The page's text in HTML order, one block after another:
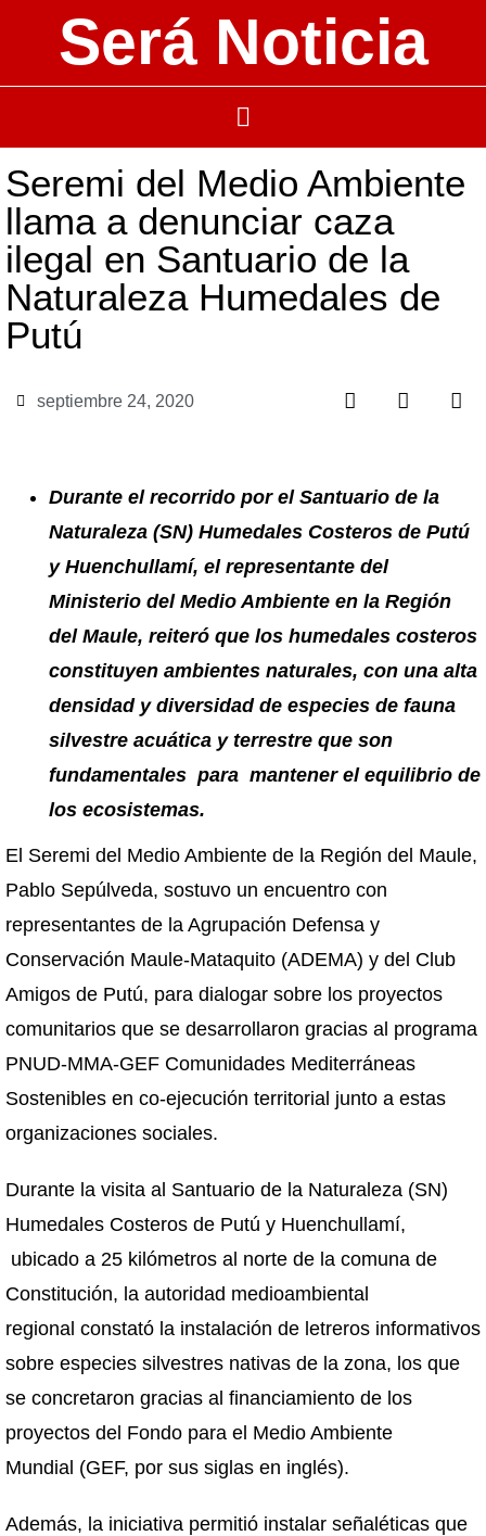
Será Noticia
Seremi del Medio Ambiente
llama a denunciar caza
ilegal en Santuario de la
Naturaleza Humedales de
Putú
septiembre 24, 2020
Durante el recorrido por elSantuario de la
Naturaleza (SN) Humedales Costeros de Putú
y Huenchullamí, el representante del
Ministerio del Medio Ambiente en la Región
del Maule, reiteró que los humedales costeros
constituyen ambientes naturales, con una alta
densidad y diversidad de especies de fauna
silvestre acuática y terrestre que son
fundamentales para mantener el equilibrio de
los ecosistemas.
El Seremi del Medio Ambiente de la Región del Maule,
Pablo Sepúlveda, sostuvo un encuentro con
representantes de la Agrupación Defensa y
Conservación Maule-Mataquito (ADEMA) y del Club
Amigos de Putú, para dialogar sobre los proyectos
comunitarios que se desarrollaron gracias al programa
PNUD-MMA-GEF Comunidades Mediterráneas
Sostenibles en co-ejecución territorial junto a estas
organizaciones sociales.
Durante la visita al Santuario de la Naturaleza (SN)
Humedales Costeros de Putú y Huenchullamí,
ubicado a 25 kilómetros al norte de la comuna de
Constitución, la autoridad medioambiental
regional constató la instalación de letreros informativos
sobre especies silvestres nativas de la zona, los que
se concretaron gracias al financiamiento de los
proyectos del Fondo para el Medio Ambiente
Mundial (GEF, por sus siglas en inglés).
Además, la iniciativa permitió instalar señaléticas que